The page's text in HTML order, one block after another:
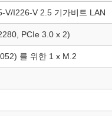
V/I226-V 2.5 기가비트 LAN
PCIe 3.0 x 2)
를 위한 1 x M.2